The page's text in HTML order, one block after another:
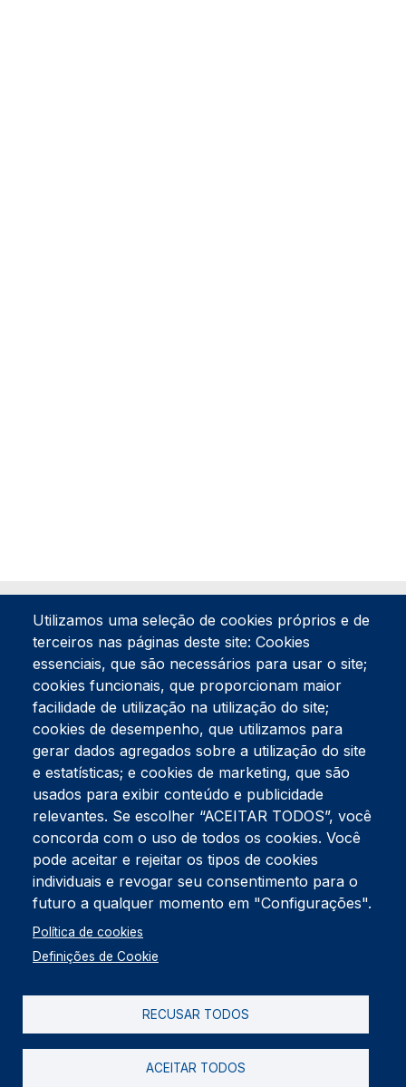
Tel:234 390 100Fax:234 390 100
Endereço Postal
Apartado 42
Rua Gil Eanes 31
3834-908 Gafanha da Nazaré
Estúdios
Rua Prior Guerra
Edifício do Centro Cultural da Gafanha da Nazaré
3830-556 Gafanha da Nazaré
Rodapé
Cookies
Política de Privacidade
Utilizamos uma seleção de cookies próprios e de
terceiros nas páginas deste site: Cookies
essenciais, que são necessários para usar o site;
cookies funcionais, que proporcionam maior
facilidade de utilização na utilização do site;
cookies de desempenho, que utilizamos para
gerar dados agregados sobre a utilização do site
e estatísticas; e cookies de marketing, que são
usados para exibir conteúdo e publicidade
relevantes. Se escolher “ACEITAR TODOS”, você
concorda com o uso de todos os cookies. Você
pode aceitar e rejeitar os tipos de cookies
individuais e revogar seu consentimento para o
futuro a qualquer momento em "Configurações".
Política de cookies
Definições de Cookie
RECUSAR TODOS
ACEITAR TODOS